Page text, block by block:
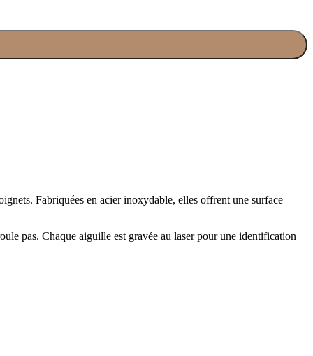
Fabriquées en acier inoxydable, elles offrent une surface
pas. Chaque aiguille est gravée au laser pour une identification